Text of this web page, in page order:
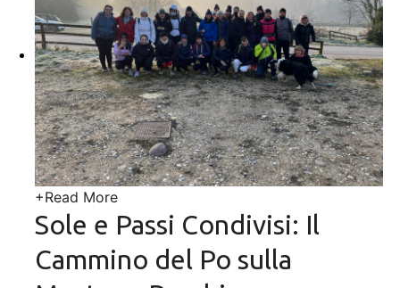
+Read More
Sole e Passi Condivisi: Il
Cammino del Po sulla